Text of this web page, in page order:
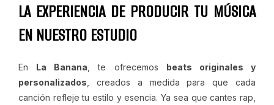
LA EXPERIENCIA DE PRODUCIR TU MÚSICA
EN NUESTRO ESTUDIO
En La Banana, te ofrecemos beats originales y
personalizados, creados a medida para que cada
canción refleje tu estilo y esencia. Ya sea que cantes rap,